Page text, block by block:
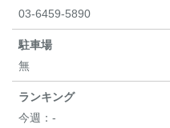
03-6459-5890
駐車場
無
ランキング
今週： -